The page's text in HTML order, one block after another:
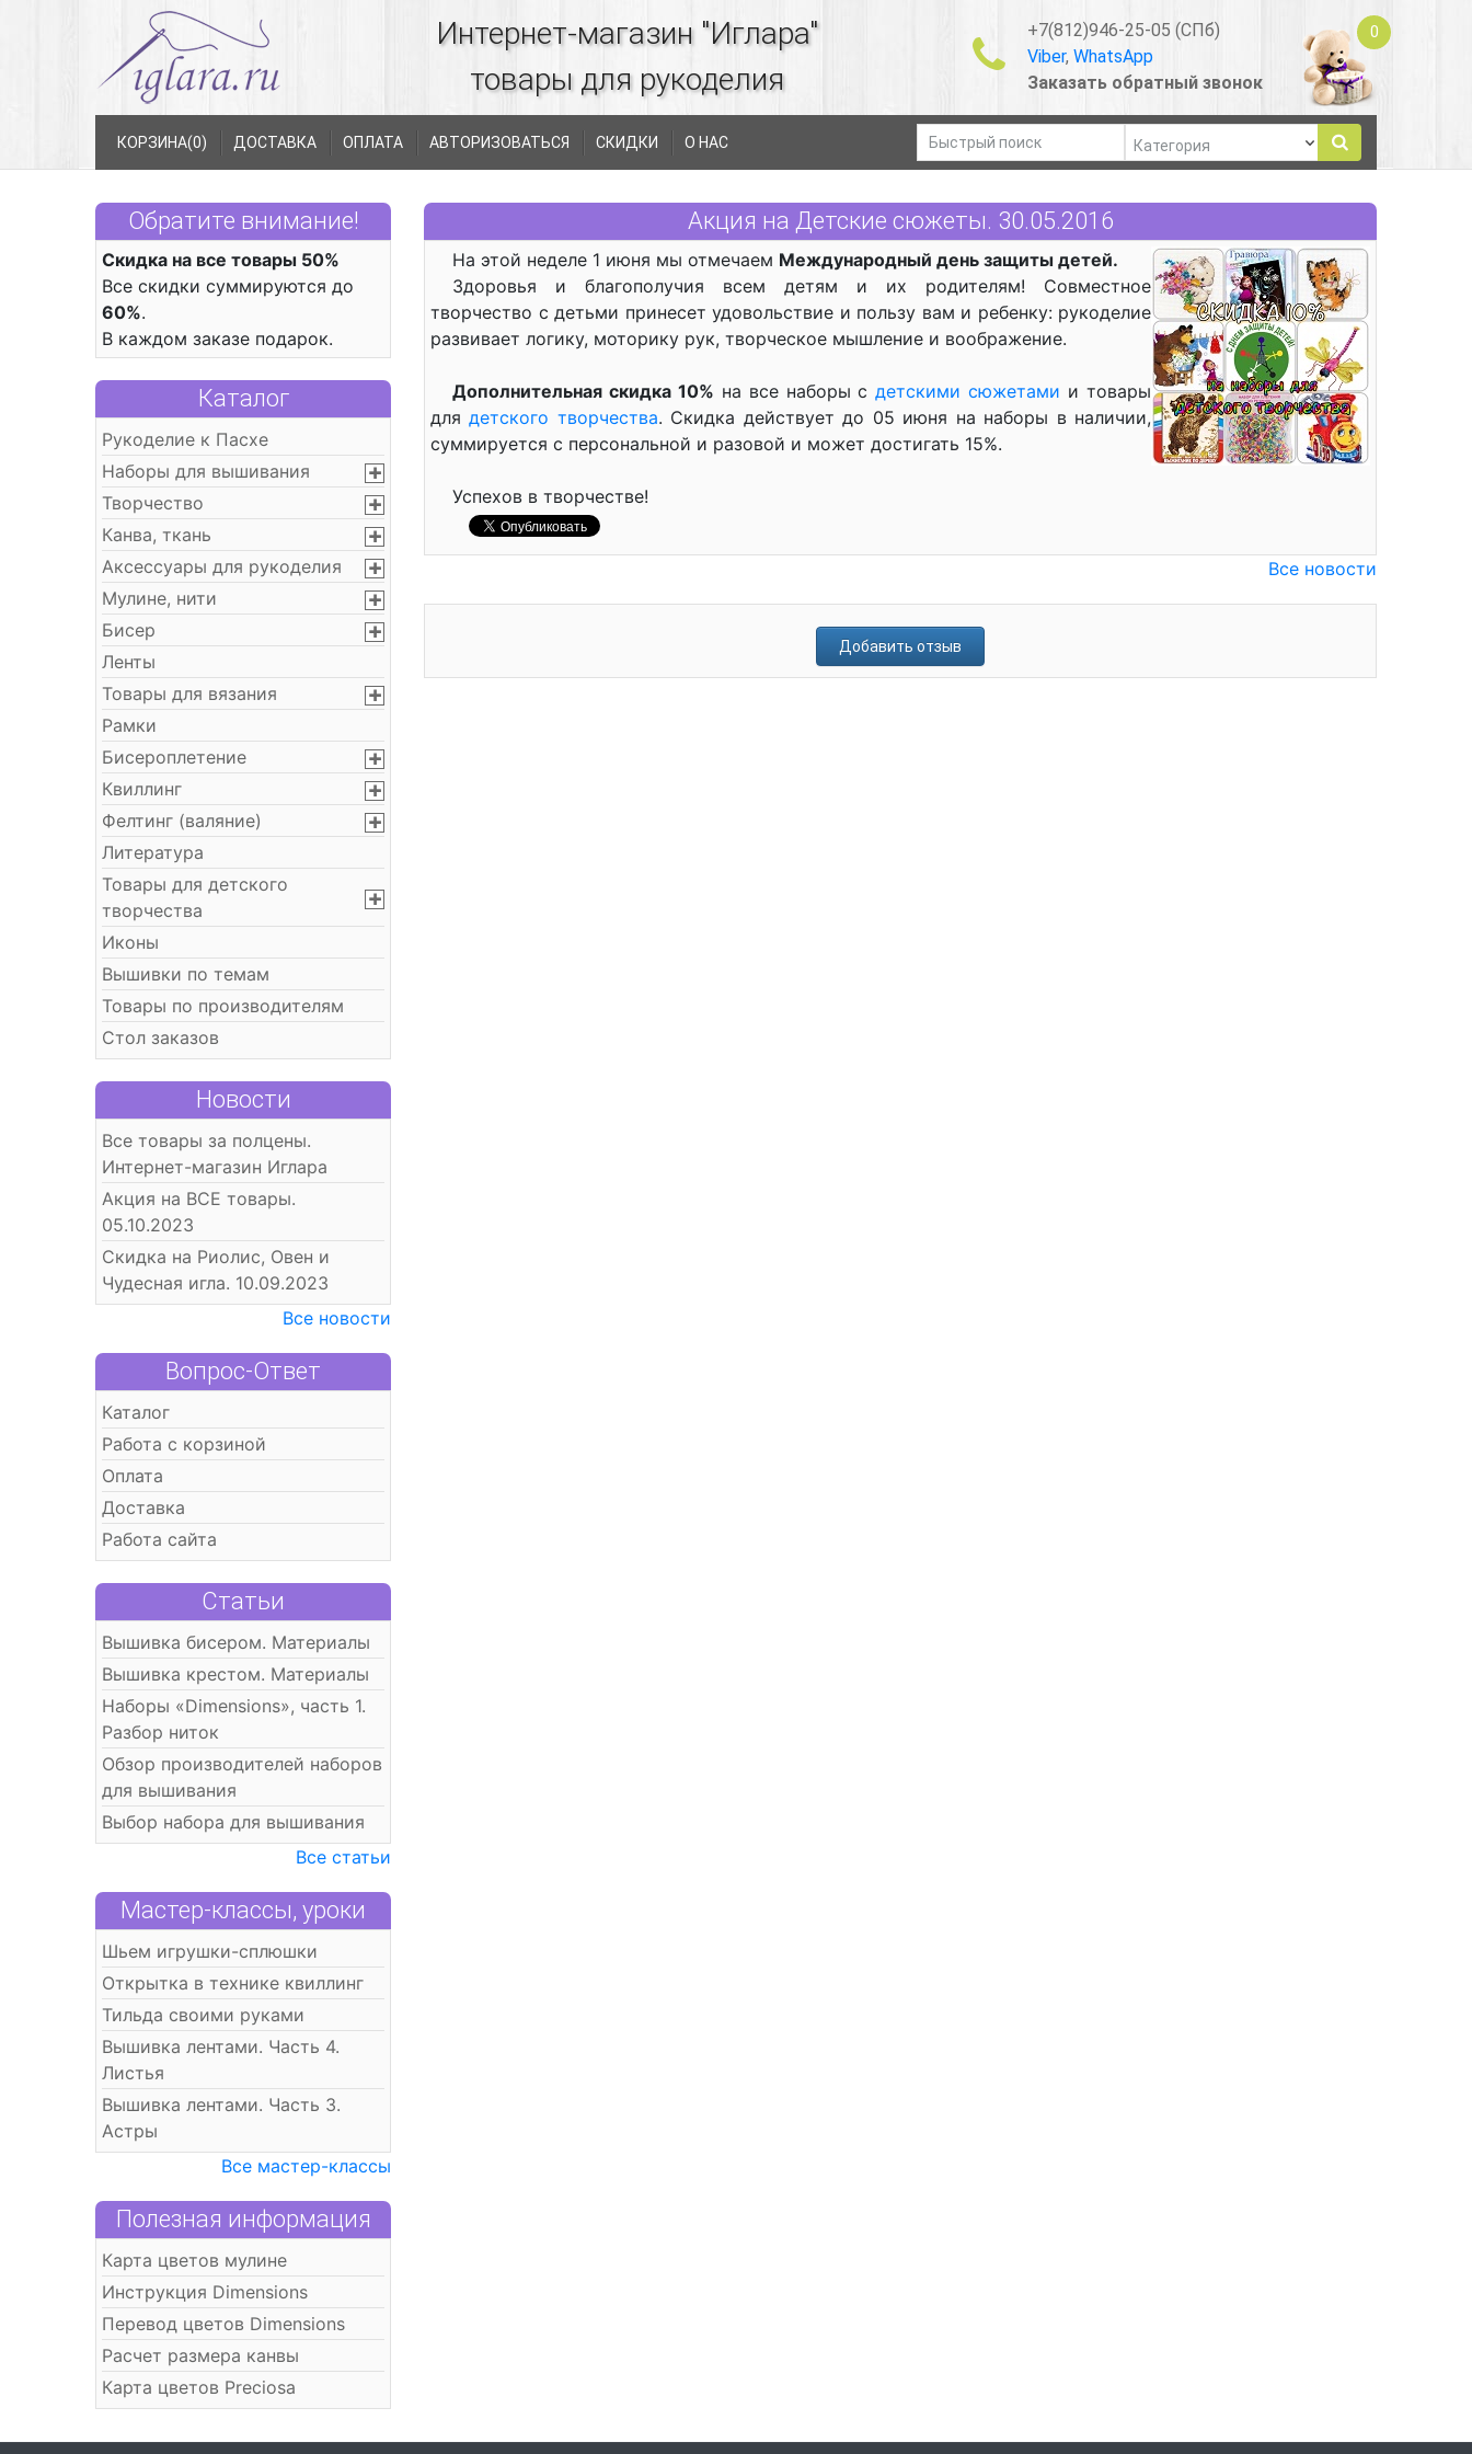
Интернет-магазин "Иглара"
товары для рукоделия
+7(812)946-25-05 (СПб)
Viber, WhatsApp
Заказать обратный звонок
0
КОРЗИНА(0) ДОСТАВКА ОПЛАТА АВТОРИЗОВАТЬСЯ СКИДКИ О НАС
Обратите внимание!
Скидка на все товары 50%
Все скидки суммируются до
60%.
В каждом заказе подарок.
Каталог
Рукоделие к Пасхе
Наборы для вышивания
Творчество
Канва, ткань
Аксессуары для рукоделия
Мулине, нити
Бисер
Ленты
Товары для вязания
Рамки
Бисероплетение
Квиллинг
Фелтинг (валяние)
Литература
Товары для детского
творчества
Иконы
Вышивки по темам
Товары по производителям
Стол заказов
Новости
Все товары за полцены.
Интернет-магазин Иглара
Акция на ВСЕ товары.
05.10.2023
Скидка на Риолис, Овен и
Чудесная игла. 10.09.2023
Все новости
Вопрос-Ответ
Каталог
Работа с корзиной
Оплата
Доставка
Работа сайта
Статьи
Вышивка бисером. Материалы
Вышивка крестом. Материалы
Наборы «Dimensions», часть 1.
Разбор ниток
Обзор производителей наборов
для вышивания
Выбор набора для вышивания
Все статьи
Мастер-классы, уроки
Шьем игрушки-сплюшки
Открытка в технике квиллинг
Тильда своими руками
Вышивка лентами. Часть 4.
Листья
Вышивка лентами. Часть 3.
Астры
Все мастер-классы
Полезная информация
Карта цветов мулине
Инструкция Dimensions
Перевод цветов Dimensions
Расчет размера канвы
Карта цветов Preciosa
Акция на Детские сюжеты. 30.05.2016
На этой неделе 1 июня мы отмечаем Международный день защиты детей.
Здоровья и благополучия всем детям и их родителям! Совместное
творчество с детьми принесет удовольствие и пользу вам и ребенку: рукоделие
развивает логику, моторику рук, творческое мышление и воображение.
Дополнительная скидка 10% на все наборы сдетскими сюжетами и товары
длядетского творчества. Скидка действует до 05 июня на наборы в наличии,
суммируется с персональной и разовой и может достигать 15%.
Успехов в творчестве!
Все новости
Добавить отзыв